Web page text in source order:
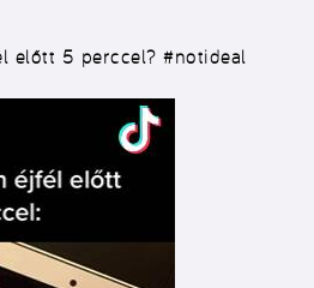
előtt 5 perccel? #notideal